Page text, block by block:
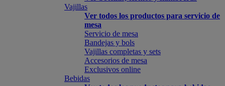
Vajillas
Ver todos los productos para servicio de
mesa
Servicio de mesa
Bandejas y bols
Vajillas completas y sets
Accesorios de mesa
Exclusivos online
Bebidas